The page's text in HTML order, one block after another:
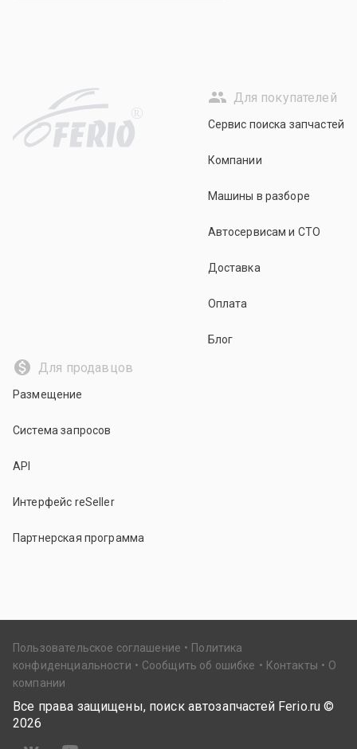
R
Для покупателей
Сервис поиска запчастей
Компании
Машины в разборе
Автосервисам и СТО
Доставка
Оплата
Блог
Для продавцов
Размещение
Система запросов
API
Интерфейс reSeller
Партнерская программа
Пользовательское соглашение
Политика
конфиденциальности
Сообщить об ошибке Контакты
О
компании
Все права защищены, поиск автозапчастей Ferio.ru ©
2026